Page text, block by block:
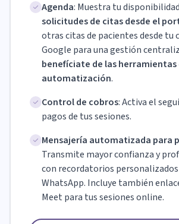
Agenda: Muestra tu disponibilidad
solicitudes de citas desde el
otras citas de pacientes desde tu
Google para una gestión
benefíciate de las herramientas
automatización.
Control de cobros: Activa el
pagos de tus sesiones.
Mensajería automatizada para
Transmite mayor confianza y
con recordatorios
WhatsApp. Incluye también
Meet para tus sesiones online.